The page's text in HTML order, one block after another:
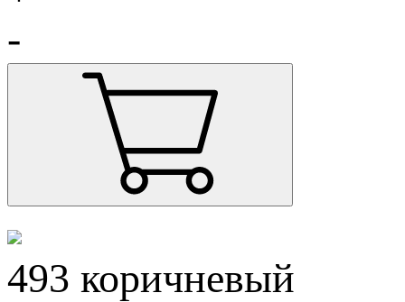
-
493 коричневый